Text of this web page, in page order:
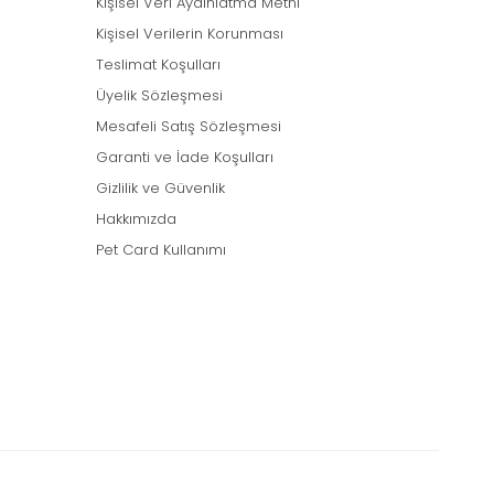
Kişisel Verilerin Korunması
Teslimat Koşulları
Üyelik Sözleşmesi
Mesafeli Satış Sözleşmesi
Garanti ve İade Koşulları
Gizlilik ve Güvenlik
Hakkımızda
Pet Card Kullanımı